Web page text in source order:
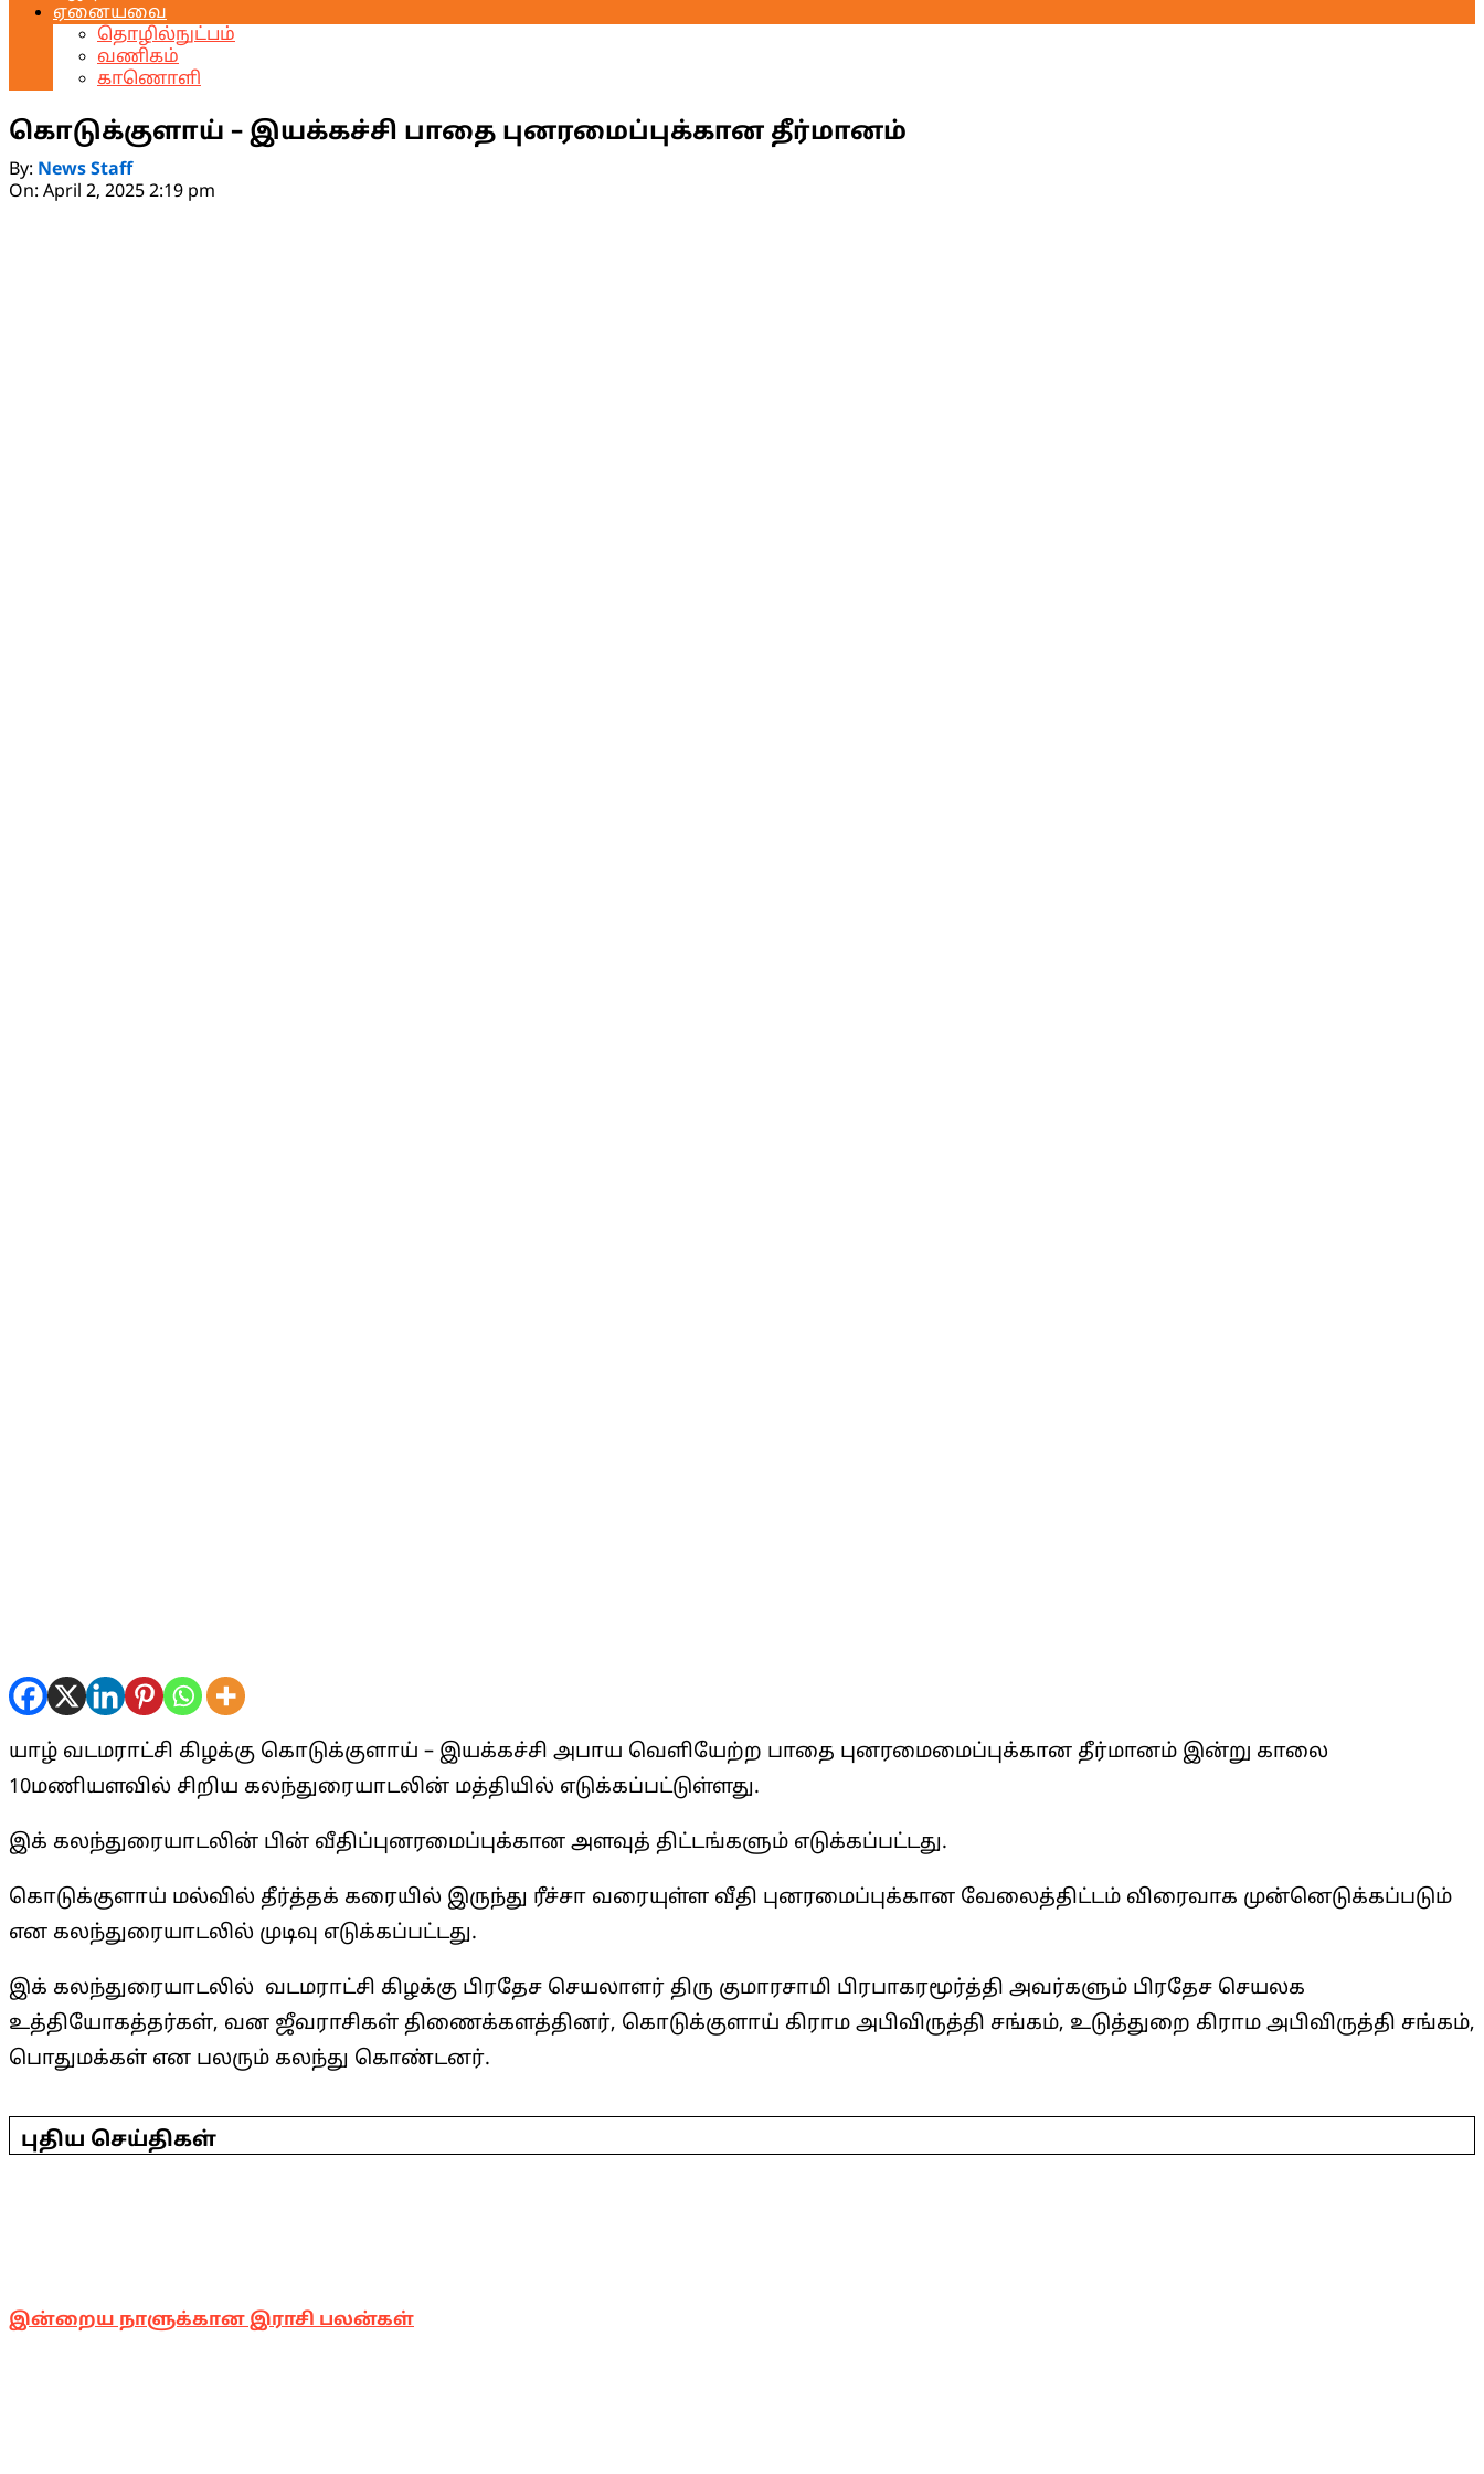
ஏனையவை
தொழில்நுட்பம்
வணிகம்
காணொளி
கொடுக்குளாய் – இயக்கச்சி பாதை புனரமைப்புக்கான தீர்மானம்
By: News Staff
On: April 2, 2025 2:19 pm
யாழ் வடமராட்சி கிழக்கு கொடுக்குளாய் – இயக்கச்சி அபாய வெளியேற்ற பாதை புனரமைமைப்புக்கான தீர்மானம் இன்று காலை
10மணியளவில் சிறிய கலந்துரையாடலின் மத்தியில் எடுக்கப்பட்டுள்ளது.
இக் கலந்துரையாடலின் பின் வீதிப்புனரமைப்புக்கான அளவுத் திட்டங்களும் எடுக்கப்பட்டது.
கொடுக்குளாய் மல்வில் தீர்த்தக் கரையில் இருந்து ரீச்சா வரையுள்ள வீதி புனரமைப்புக்கான வேலைத்திட்டம் விரைவாக முன்னெடுக்கப்படும்
என கலந்துரையாடலில் முடிவு எடுக்கப்பட்டது.
இக் கலந்துரையாடலில் வடமராட்சி கிழக்கு பிரதேச செயலாளர் திரு குமாரசாமி பிரபாகரமூர்த்தி அவர்களும் பிரதேச செயலக
உத்தியோகத்தர்கள், வன ஜீவராசிகள் திணைக்களத்தினர், கொடுக்குளாய் கிராம அபிவிருத்தி சங்கம், உடுத்துறை கிராம அபிவிருத்தி சங்கம்,
பொதுமக்கள் என பலரும் கலந்து கொண்டனர்.
04-
02புதிய செய்திகள்
இன்றைய நாளுக்கான இராசி பலன்கள்